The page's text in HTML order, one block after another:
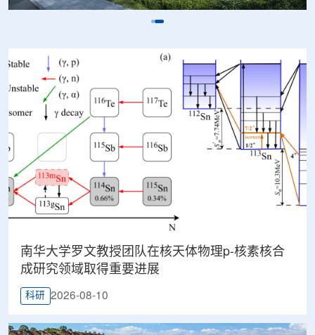
南华大学罗文教授团队在核天体物理p-核素核合
成研究领域取得重要进展
科研 2026-08-10